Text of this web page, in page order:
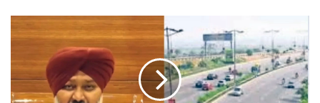
देसी
Punjab
के
शहरों
में